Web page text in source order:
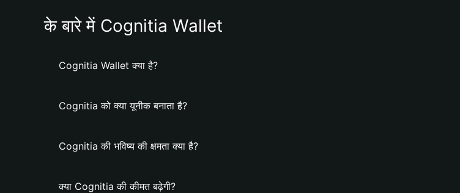
के बारे में Cognitia Wallet
Cognitia Wallet क्या है?
Cognitia को क्या यूनीक बनाता है?
Cognitia की भविष्य की क्षमता क्या है?
क्या Cognitia की कीमत बढ़ेगी?